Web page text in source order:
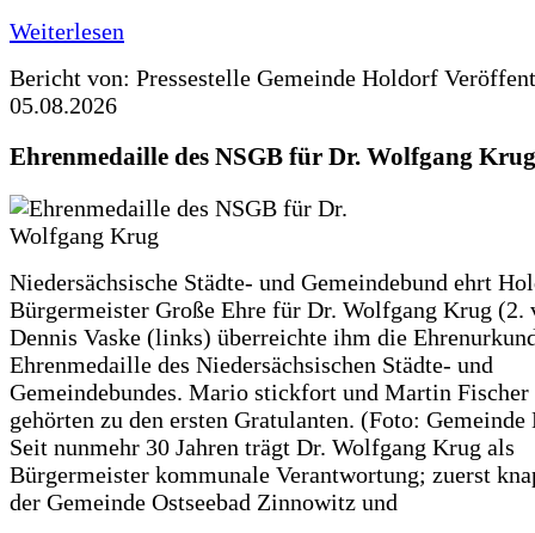
Weiterlesen
Bericht von: Pressestelle Gemeinde Holdorf
05.08.2026
Ehrenmedaille des NSGB für Dr. Wolfgang Krug
Niedersächsische Städte- und Gemeindebund ehrt
Bürgermeister Große Ehre für Dr. Wolfgang Krug (2.
Dennis Vaske (links) überreichte ihm die
Ehrenmedaille des Niedersächsischen Städte- und
Gemeindebundes. Mario stickfort und Martin Fischer
gehörten zu den ersten Gratulanten. (Foto:
Seit nunmehr 30 Jahren trägt Dr. Wolfgang Krug als
Bürgermeister kommunale Verantwortung; zuerst
der Gemeinde Ostseebad Zinnowitz und